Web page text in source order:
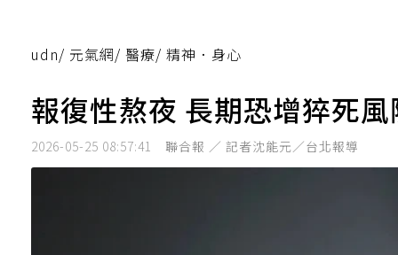
udn/ 元氣網/ 醫療/ 精神．身心
報復性熬夜 長期恐增猝死
2026-05-25 08:57:41 聯合報 ／ 記者沈能元／台北報導